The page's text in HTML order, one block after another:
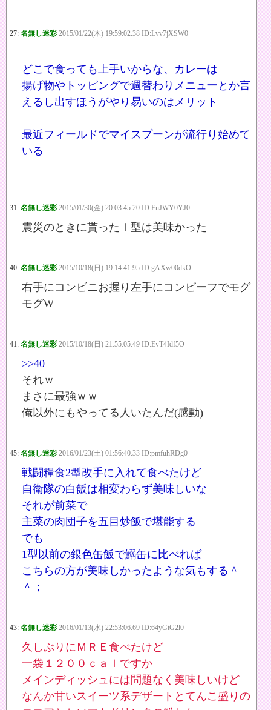
27: 名無し迷彩 2015/01/22(木) 19:59:02.38 ID:Lvv7jXSW0
どこで食っても上手いからな、カレーは
揚げ物やトッピングで週替わりメニューとか言
えるし出すほうがやり易いのはメリット
最近フィールドでマイスプーンが流行り始めて
いる
31: 名無し迷彩 2015/01/30(金) 20:03:45.20 ID:FnJWY0YJ0
震災のときに貰ったⅠ型は美味かった
40: 名無し迷彩 2015/10/18(日) 19:14:41.95 ID:gAXw00dkO
右手にコンビニお握り左手にコンビーフでモグ
モグW
41: 名無し迷彩 2015/10/18(日) 21:55:05.49 ID:EvT4Idf5O
>>40
それｗ
まさに最強ｗｗ
俺以外にもやってる人いたんだ(感動)
45: 名無し迷彩 2016/01/23(土) 01:56:40.33 ID:pmfuhRDg0
戦闘糧食2型改手に入れて食べたけど
自衛隊の白飯は相変わらず美味しいな
それが前菜で
主菜の肉団子を五目炒飯で堪能する
でも
1型以前の銀色缶飯で鰯缶に比べれば
こちらの方が美味しかったような気もする＾
＾；
43: 名無し迷彩 2016/01/13(水) 22:53:06.69 ID:64yGtG2l0
久しぶりにＭＲＥ食べたけど
一袋１２００ｃａｌですか
メインディッシュには問題なく美味しいけど
なんか甘いスイーツ系デザートとてんこ盛りの